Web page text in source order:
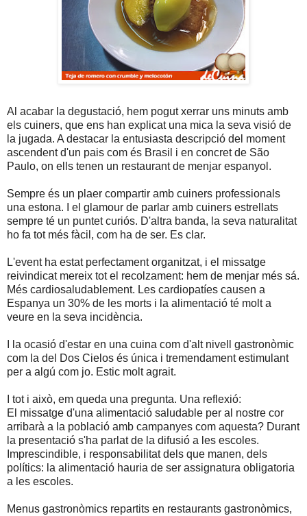
Al acabar la degustació, hem pogut xerrar uns minuts amb
els cuiners, que ens han explicat una mica la seva visió de
la jugada. A destacar la entusiasta descripció del moment
ascendent d'un pais com és Brasil i en concret de São
Paulo, on ells tenen un restaurant de menjar espanyol.
Sempre és un plaer compartir amb cuiners professionals
una estona. I el glamour de parlar amb cuiners estrellats
sempre té un puntet curiós. D'altra banda, la seva naturalitat
ho fa tot més fàcil, com ha de ser. Es clar.
L'event ha estat perfectament organitzat, i el missatge
reivindicat mereix tot el recolzament: hem de menjar més sá.
Més cardiosaludablement. Les cardiopatíes causen a
Espanya un 30% de les morts i la alimentació té molt a
veure en la seva incidència.
I la ocasió d'estar en una cuina com d'alt nivell gastronòmic
com la del Dos Cielos és única i tremendament estimulant
per a algú com jo. Estic molt agrait.
I tot i això, em queda una pregunta. Una reflexió:
El missatge d'una alimentació saludable per al nostre cor
arribarà a la població amb campanyes com aquesta? Durant
la presentació s'ha parlat de la difusió a les escoles.
Imprescindible, i responsabilitat dels que manen, dels
polítics: la alimentació hauria de ser assignatura obligatoria
a les escoles.
Menus gastronòmics repartits en restaurants gastronòmics,